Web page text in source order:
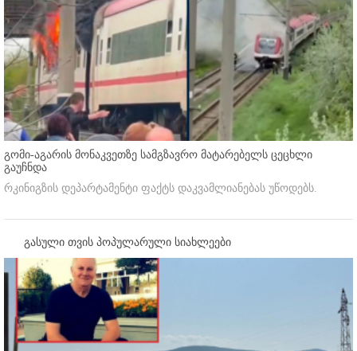
გომი-აგარის მონაკვეთზე სამგზავრო მატარებელს ცეცხლი
გაუჩნდა
რკინიგზის დეპარტამენტი ფაქტს დაკვამლიანებას უწოდებს.
გასული თვის პოპულარული სიახლეები